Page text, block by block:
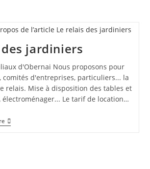
jardiniers
d'Obernai Nous proposons pour
comités d'entreprises, particuliers... la
relais. Mise à disposition des tables et
électroménager... Le tarif de location…
Le
Relais